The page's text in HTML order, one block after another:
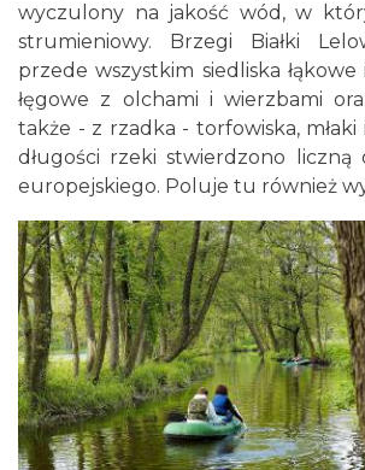
wyczulony na jakość wód, w
strumieniowy. Brzegi Białki
przede wszystkim siedliska
łęgowe z olchami i wierzbami
także - z rzadka - torfowiska, młaki
długości rzeki stwierdzono liczną
europejskiego. Poluje tu również